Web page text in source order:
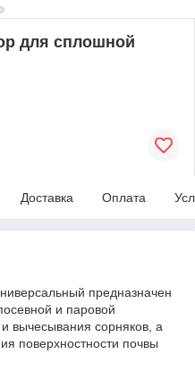
для сплошной
Доставка Оплата
предназначен
и паровой
вычесывания сорняков, а
поверхностности почвы